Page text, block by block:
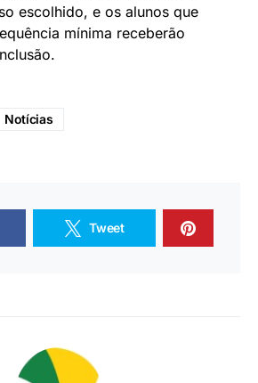
escolhido, e os alunos que
mínima receberão
Notícias
Tweet